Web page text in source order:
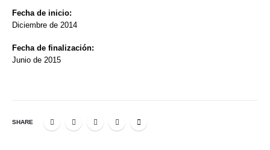
Fecha de inicio:
Diciembre de 2014
Fecha de finalización:
Junio de 2015
SHARE